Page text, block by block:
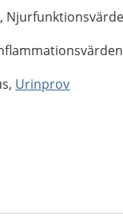
, Njurfunktionsvärde
Urinprov